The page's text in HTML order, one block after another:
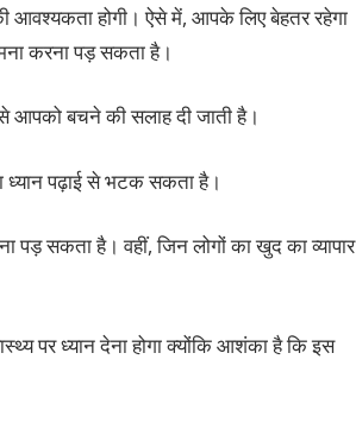
आवश्यकता होगी। ऐसे में, आपके लिए बेहतर रहेगा
करना पड़ सकता है।
आपको बचने की सलाह दी जाती है।
ध्यान पढ़ाई से भटक सकता है।
पड़ सकता है। वहीं, जिन लोगों का खुद का व्यापार
पर ध्यान देना होगा क्योंकि आशंका है कि इस